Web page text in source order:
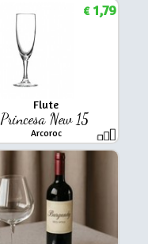
Flute
Princesa New 15
Arcoroc
€1,79